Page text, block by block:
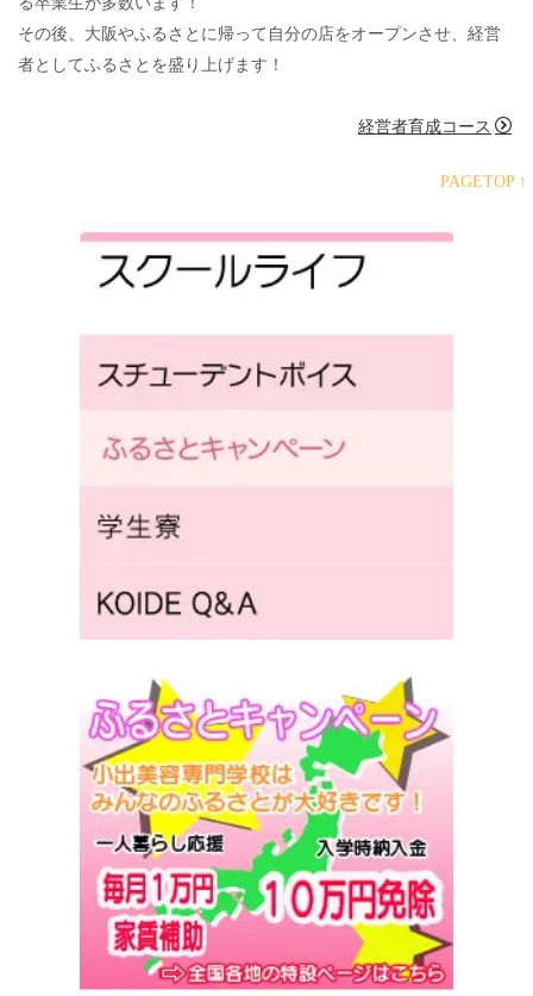
その後、大阪やふるさとに帰って自分の店をオープンさせ、経営
者としてふるさとを盛り上げます！
経営者育成コース
PAGETOP ↑